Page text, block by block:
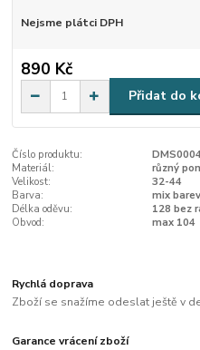
Nejsme plátci DPH
890 Kč
Přidat do
Číslo produktu:
Materiál:
různý
Velikost:
32-44
Barva:
mix barev
Délka oděvu:
128 bez
Obvod:
max 104
Rychlá doprava
Zboží se snažíme odeslat ještě v
Garance vrácení zboží